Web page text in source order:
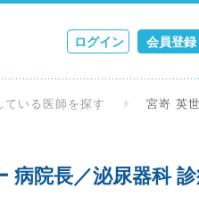
ログイン 会員登録
検索
ている医師を探す 宮嵜 英
病院長／泌尿器科